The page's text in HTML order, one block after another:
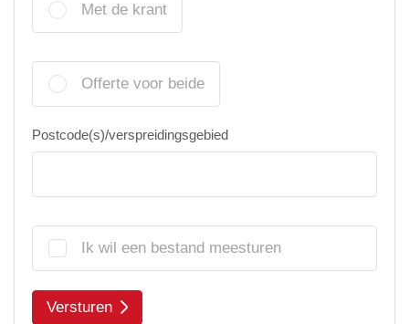
Met de krant
Offerte voor beide
Postcode(s)/verspreidingsgebied
Ik wil een bestand meesturen
Versturen